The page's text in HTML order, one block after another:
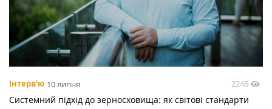
Інтерв'ю 10 липня 2246
Системний підхід до зерносховища: як світові стандарти